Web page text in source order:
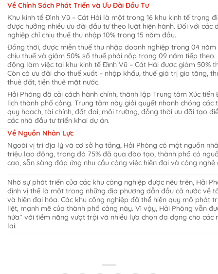
Về Chính Sách Phát Triển và Ưu Đãi Đầu Tư
Khu kinh tế Đình Vũ – Cát Hải là một trong 16 khu kinh tế trọng
được hưởng nhiều ưu đãi đầu tư theo luật hiện hành. Đối với các
nghiệp chỉ chịu thuế thu nhập 10% trong 15 năm đầu.
Đồng thời, được miễn thuế thu nhập doanh nghiệp trong 04
chịu thuế và giảm 50% số thuế phải nộp trong 09 năm tiếp
động làm việc tại khu kinh tế Đình Vũ – Cát Hải được giảm 50%
Còn có ưu đãi cho thuế xuất – nhập khẩu, thuế giá trị gia tăng,
thuê đất, tiền thuê mặt nước.
Hải Phòng đã cải cách hành chính, thành lập Trung tâm Xúc tiến
lịch thành phố cảng. Trung tâm này giải quyết nhanh chóng các
quy hoạch, tài chính, đất đai, môi trường, đồng thời ưu đãi tạo
các nhà đầu tư triển khai dự án.
Về Nguồn Nhân Lực
Ngoài vị trí địa lý và cơ sở hạ tầng, Hải Phòng có một nguồn
triệu lao động, trong đó 75% đã qua đào tạo, thành phố có
cao, sẵn sàng đáp ứng nhu cầu công việc hiện đại và công nghệ
Nhờ sự phát triển của các khu công nghiệp được nêu trên, Hải
định vị thế là một trong những địa phương dẫn đầu cả nước về
và hiện đại hóa. Các khu công nghiệp đã thể hiện quy mô phát
liệt, mạnh mẽ của thành phố cảng này. Vì vậy, Hải Phòng vẫn
hứa” với tiềm năng vượt trội và nhiều lựa chọn đa dạng cho
lai.